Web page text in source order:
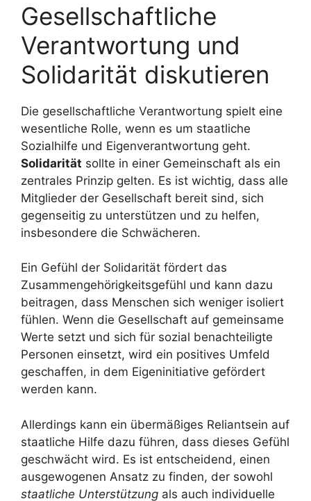
Gesellschaftliche
Verantwortung und
Solidarität diskutieren
Die gesellschaftliche Verantwortung spielt eine
wesentliche Rolle, wenn es um staatliche
Sozialhilfe und Eigenverantwortung geht.
Solidarität sollte in einer Gemeinschaft als ein
zentrales Prinzip gelten. Es ist wichtig, dass alle
Mitglieder der Gesellschaft bereit sind, sich
gegenseitig zu unterstützen und zu helfen,
insbesondere die Schwächeren.
Ein Gefühl der Solidarität fördert das
Zusammengehörigkeitsgefühl und kann dazu
beitragen, dass Menschen sich weniger isoliert
fühlen. Wenn die Gesellschaft auf gemeinsame
Werte setzt und sich für sozial benachteiligte
Personen einsetzt, wird ein positives Umfeld
geschaffen, in dem Eigeninitiative gefördert
werden kann.
Allerdings kann ein übermäßiges Reliantsein auf
staatliche Hilfe dazu führen, dass dieses Gefühl
geschwächt wird. Es ist entscheidend, einen
ausgewogenen Ansatz zu finden, der sowohl
staatliche Unterstützung als auch individuelle